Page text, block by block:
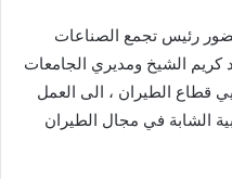
رئيس تجمع الصناعات
كريم الشيخ ومديري الجامعات
قطاع الطيران ، الى العمل
الشابة في مجال الطيران